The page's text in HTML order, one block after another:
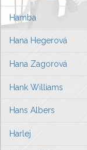
nebo můžete přejít
Hamba
Hana Hegerová
Hana Zagorová
Hank Williams
Hans Albers
Harlej